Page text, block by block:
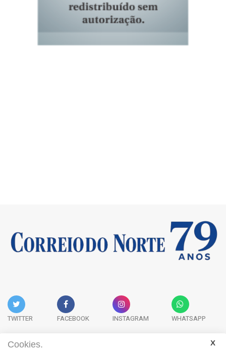
TWITTER FACEBOOK INSTAGRAM WHATSAPP
Cookies.